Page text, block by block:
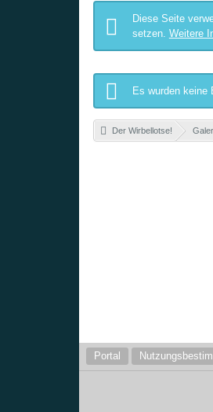
Diese Seite
setzen. Weitere
Es wurden keine
Der Wirbellotse!
Portal